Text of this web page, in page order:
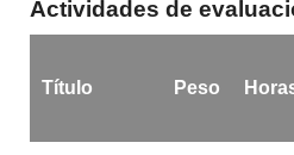
Actividades de
Título Peso